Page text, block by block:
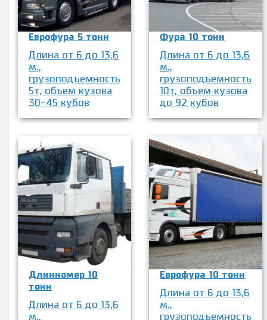
Еврофура 5 тонн
Длина от 6 до 13,6
м.,
грузоподъемность
5т, объем кузова
30-45 кубов
Фура 10 тонн
Длина от 6 до 13,6
м.,
грузоподъемность
10т, объем кузова
до 92 кубов
Длинномер 10
тонн
Длина от 6 до 13,6
м.,
Еврофура 10 тонн
Длина от 6 до 13,6
м.,
грузоподъемность